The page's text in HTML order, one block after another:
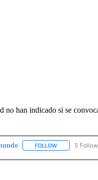
no han indicado si se
FOLLOWFOLLOW
5